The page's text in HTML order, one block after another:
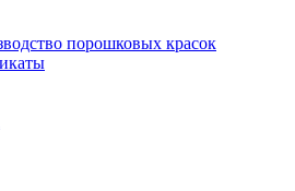
порошковых красок